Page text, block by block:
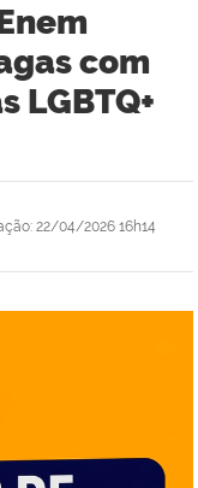
com
LGBTQ+
: 22/04/2026 16h14